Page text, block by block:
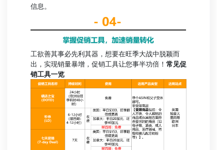
信息。
工欲善其事必先利其器，想要在旺季大战中脱颖而
出，实现销量暴增，促销工具让您事半功倍！ 常见促
销工具一览